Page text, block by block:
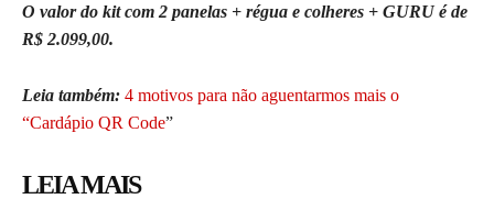
O valor do kit com 2 panelas + régua e colheres + GURU é de
R$ 2.099,00.
Leia também: 4 motivos para não aguentarmos mais o
“Cardápio QR Code”
LEIA MAIS